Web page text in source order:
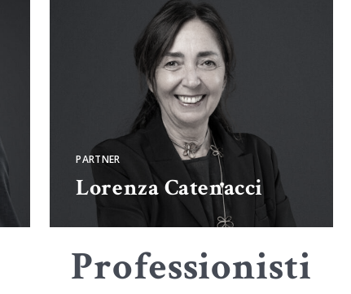
PARTNER
Lorenza Catenacci
Professionisti